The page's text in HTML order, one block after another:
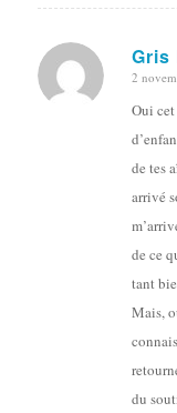
Gris
dit
2
Oui
de tes
arrivé
de ce
tant
Mais,
du